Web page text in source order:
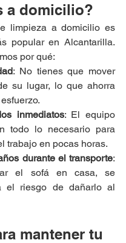
a domicilio?
limpieza a domicilio es
popular en Alcantarilla.
por qué:
: No tienes que mover
su lugar, lo que ahorra
inmediatos: El equipo
todo lo necesario para
trabajo en pocas horas.
durante el transporte:
el sofá en casa, se
el riesgo de dañarlo al
mantener tu